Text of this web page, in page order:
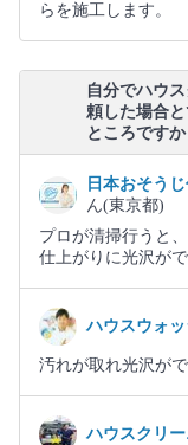
らを施工します。
自分でハウ
頼した場合
ところですか
日本おそう
ん(東京都)
プロが清掃行うと
仕上がりに光沢が
ハウスウォ
汚れが取れ光沢が
ハウスクリ